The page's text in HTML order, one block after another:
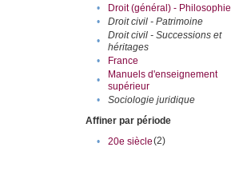
• Droit (général) - Philosophie
•
Droit civil - Patrimoine
•
Droit civil - Successions et
héritages
• France
•
Manuels d'enseignement
supérieur
• Sociologie juridique
Affiner par période
•
20e siècle(2)